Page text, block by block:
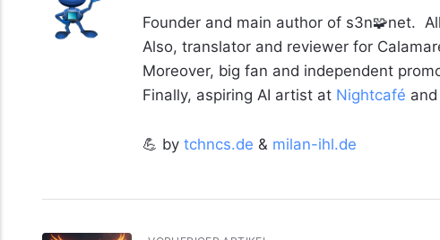
Founder and main author of s3n🧩net.
Also, translator and reviewer for
Moreover, big fan and independent
Finally, aspiring AI artist at Nightcafé and
💪 by tchncs.de & milan-ihl.de